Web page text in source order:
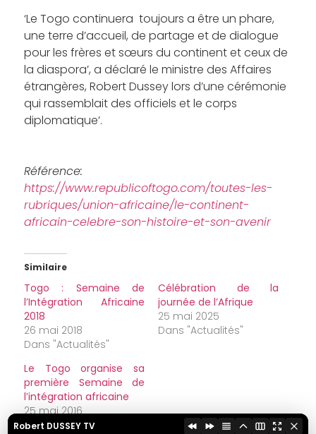
‘Le Togo continuera toujours a être un phare,
une terre d’accueil, de partage et de dialogue
pour les frères et sœurs du continent et ceux de
la diaspora’, a déclaré le ministre des Affaires
étrangères, Robert Dussey lors d’une cérémonie
qui rassemblait des officiels et le corps
diplomatique’.
Référence:
https://www.republicoftogo.com/toutes-les-
rubriques/union-africaine/le-continent-
africain-celebre-son-histoire-et-son-avenir
Similaire
Togo : Semaine de
l’Intégration Africaine
2018
26 mai 2018
Dans "Actualités"
Célébration de la
journée de l’Afrique
25 mai 2025
Dans "Actualités"
Le Togo organise sa
première Semaine de
l’intégration africaine
25 mai 2016
Dans "Actualités"
Robert DUSSEY TV